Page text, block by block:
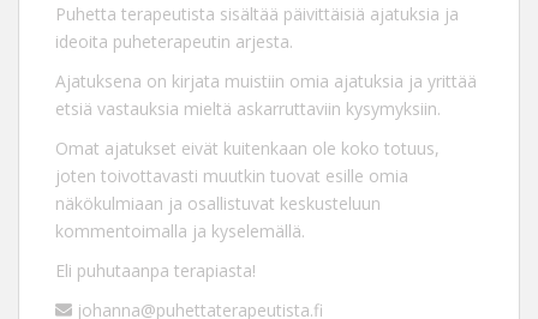
Puhetta terapeutista sisältää päivittäisiä ajatuksia ja
ideoita puheterapeutin arjesta.
Ajatuksena on kirjata muistiin omia ajatuksia ja yrittää
etsiä vastauksia mieltä askarruttaviin kysymyksiin.
Omat ajatukset eivät kuitenkaan ole koko totuus,
joten toivottavasti muutkin tuovat esille omia
näkökulmiaan ja osallistuvat keskusteluun
kommentoimalla ja kyselemällä.
Eli puhutaanpa terapiasta!
johanna@puhettaterapeutista.fi